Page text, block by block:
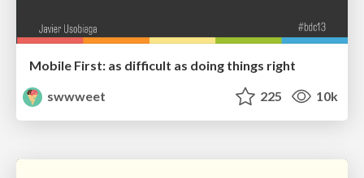
Mobile First: as difficult as doing things right
swwweet
225 10k